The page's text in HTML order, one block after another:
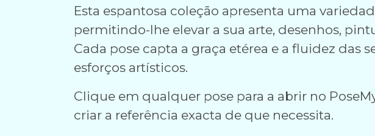
Esta espantosa coleção apresenta uma
permitindo-lhe elevar a sua arte, desenhos,
Cada pose capta a graça etérea e a fluidez das
esforços artísticos.
Clique em qualquer pose para a abrir no
criar a referência exacta de que necessita.